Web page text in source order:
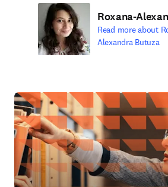
Roxana-
Read more about
Alexandra Butuza